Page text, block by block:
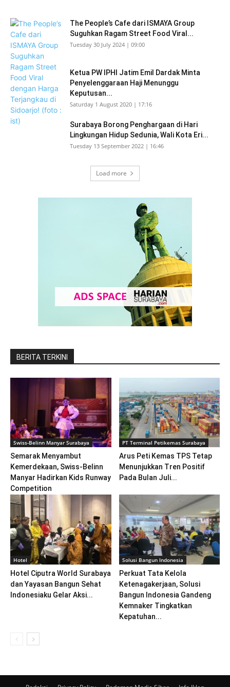
The People’s Cafe dari ISMAYA Group
Suguhkan Ragam Street Food Viral...
Tuesday 30 July 2024 | 09:00
Ketua PW IPHI Jatim Emil Dardak Minta
Penyelenggaraan Haji Menunggu
Keputusan...
Saturday 1 August 2020 | 17:16
Surabaya Borong Penghargaan di Hari
Lingkungan Hidup Sedunia, Wali Kota Eri...
Tuesday 13 September 2022 | 16:46
Load more
BERITA TERKINI
Swiss-Belinn Manyar Surabaya
Semarak Menyambut
Kemerdekaan, Swiss-Belinn
Manyar Hadirkan Kids Runway
Competition
PT Terminal Petikemas Surabaya
Arus Peti Kemas TPS Tetap
Menunjukkan Tren Positif
Pada Bulan Juli...
Hotel
Hotel Ciputra World Surabaya
dan Yayasan Bangun Sehat
Indonesiaku Gelar Aksi...
Solusi Bangun Indonesia
Perkuat Tata Kelola
Ketenagakerjaan, Solusi
Bangun Indonesia Gandeng
Kemnaker Tingkatkan
Kepatuhan...